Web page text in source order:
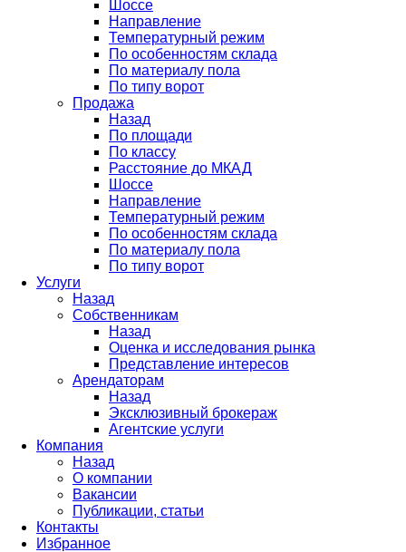
Шоссе
Направление
Температурный режим
По особенностям склада
По материалу пола
По типу ворот
Продажа
Назад
По площади
По классу
Расстояние до МКАД
Шоссе
Направление
Температурный режим
По особенностям склада
По материалу пола
По типу ворот
Услуги
Назад
Собственникам
Назад
Оценка и исследования рынка
Представление интересов
Арендаторам
Назад
Эксклюзивный брокераж
Агентские услуги
Компания
Назад
О компании
Вакансии
Публикации, статьи
Контакты
Избранное